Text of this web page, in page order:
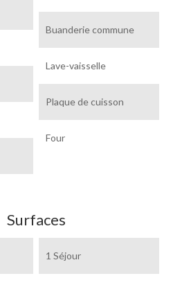
Buanderie commune
Lave-vaisselle
Plaque de cuisson
Four
Surfaces
1 Séjour